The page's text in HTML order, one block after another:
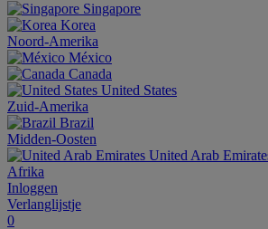
Singapore
Korea
Noord-Amerika
México
Canada
United States
Zuid-Amerika
Brazil
Midden-Oosten
United Arab
Afrika
Inloggen
Verlanglijstje
0